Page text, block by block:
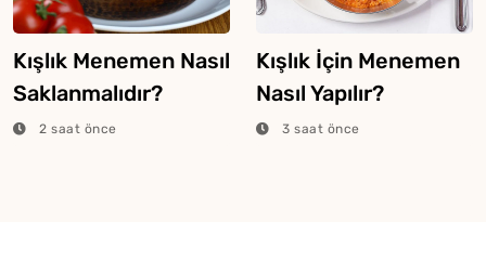
Kışlık Menemen Nasıl
Saklanmalıdır?
2 saat önce
Kışlık İçin Menemen
Nasıl Yapılır?
3 saat önce